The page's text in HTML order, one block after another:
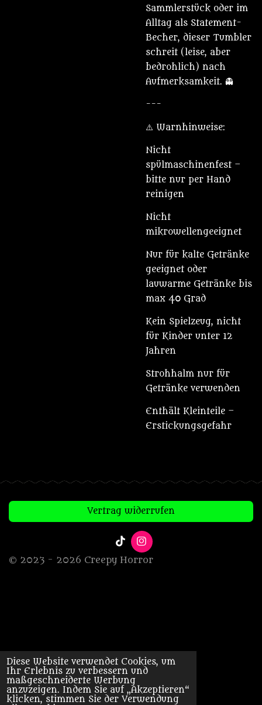
Diese Website verwendet Cookies, um
Ihr Erlebnis zu verbessern und
maßgeschneiderte Werbung
anzuzeigen. Indem Sie auf „Akzeptieren“
klicken, stimmen Sie der Verwendung
Sammlerstück oder im
Alltag als Statement-
Becher, dieser Tumbler
schreit (leise, aber
bedrohlich) nach
Aufmerksamkeit. 👻
---
⚠️ Warnhinweise:
Nicht
spülmaschinenfest –
bitte nur per Hand
reinigen
Nicht
mikrowellengeeignet
Nur für kalte Getränke
geeignet oder
lauwarme Getränke bis
max 40 Grad
Kein Spielzeug, nicht
für Kinder unter 12
Jahren
Strohhalm nur für
Getränke verwenden
Enthält Kleinteile –
Erstickungsgefahr
Vertrag widerrufen
T
i
k
I
n
s
© 2023 - 2026 Creepy Horror